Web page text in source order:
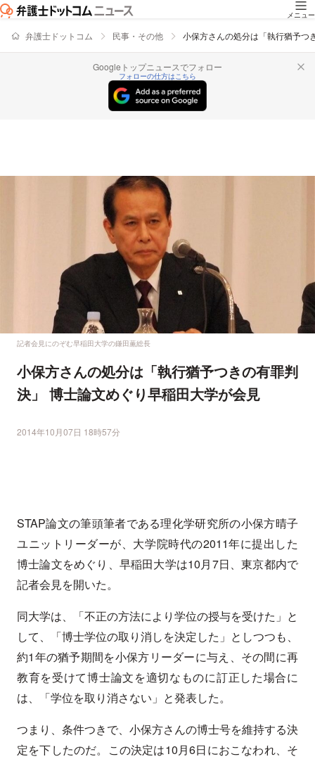
メニュー
弁護士ドットコム 民事・その他 小保方さんの処分は「執行猶予つ
Googleトップニュースでフォロー
フォローの仕方はこちら
記者会見にのぞむ早稲田大学の鎌田薫総長
小保方さんの処分は「執行猶予つきの有罪判
決」 博士論文めぐり早稲田大学が会見
2014年10月07日 18時57分
STAP論文の筆頭筆者である理化学研究所の小保方晴子
ユニットリーダーが、大学院時代の2011年に提出した
博士論文をめぐり、早稲田大学は10月7日、東京都内で
記者会見を開いた。
同大学は、「不正の方法により学位の授与を受けた」と
して、「博士学位の取り消しを決定した」としつつも、
約1年の猶予期間を小保方リーダーに与え、その間に再
教育を受けて博士論文を適切なものに訂正した場合に
は、「学位を取り消さない」と発表した。
つまり、条件つきで、小保方さんの博士号を維持する決
定を下したのだ。この決定は10月6日におこなわれ、そ